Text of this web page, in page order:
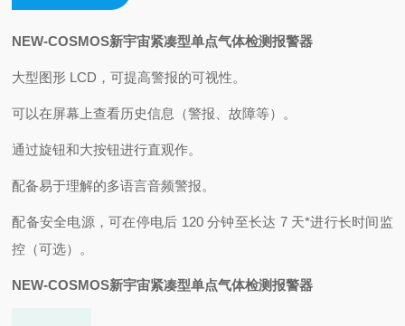
NEW-COSMOS新宇宙紧凑型单点气体检测报警器
大型图形 LCD，可提高警报的可视性。
可以在屏幕上查看历史信息（警报、故障等）。
通过旋钮和大按钮进行直观作。
配备易于理解的多语言音频警报。
配备安全电源，可在停电后 120 分钟至长达 7 天*进行长时间监
控（可选）。
NEW-COSMOS新宇宙紧凑型单点气体检测报警器